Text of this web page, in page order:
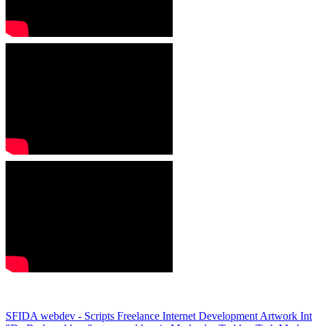
SFIDA webdev - Scripts Freelance Internet Development Artwork